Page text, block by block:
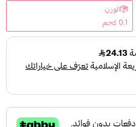
الوزن
0.1 كجم